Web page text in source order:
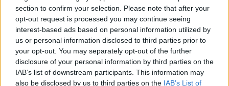
section to confirm your selection. Please note that after your
opt-out request is processed you may continue seeing
interest-based ads based on personal information utilized by
us or personal information disclosed to third parties prior to
your opt-out. You may separately opt-out of the further
disclosure of your personal information by third parties on the
IAB’s list of downstream participants. This information may
also be disclosed by us to third parties on the IAB’s List of
εισέρχονται στις ΗΠΑ με μειωμένο δασμολογικό
συντελεστή. Ανάμεσα στις εξαιρέσεις
περιλαμβάνονται ενεργειακά προϊόντα, σπάνιες
γαίες, ορισμένα μέταλλα, φαρμακευτικά προϊόντα,
οργανικά χημικά και αεροπορικά εξαρτήματα,
όπως αναφέρει το Reuters.